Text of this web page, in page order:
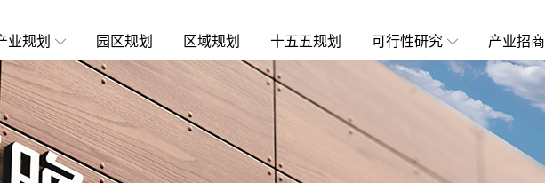
业规划 园区规划 区域规划 十五五规划 可行性研究 产业招商